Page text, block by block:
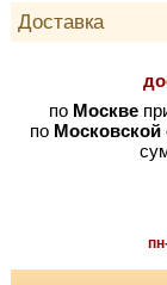
Доставка
по Москве
по Московской